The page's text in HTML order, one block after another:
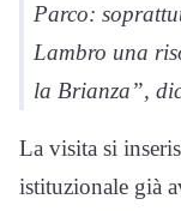
Parco:
Lambro una
la Brianza”,
La visita si
istituzionale già